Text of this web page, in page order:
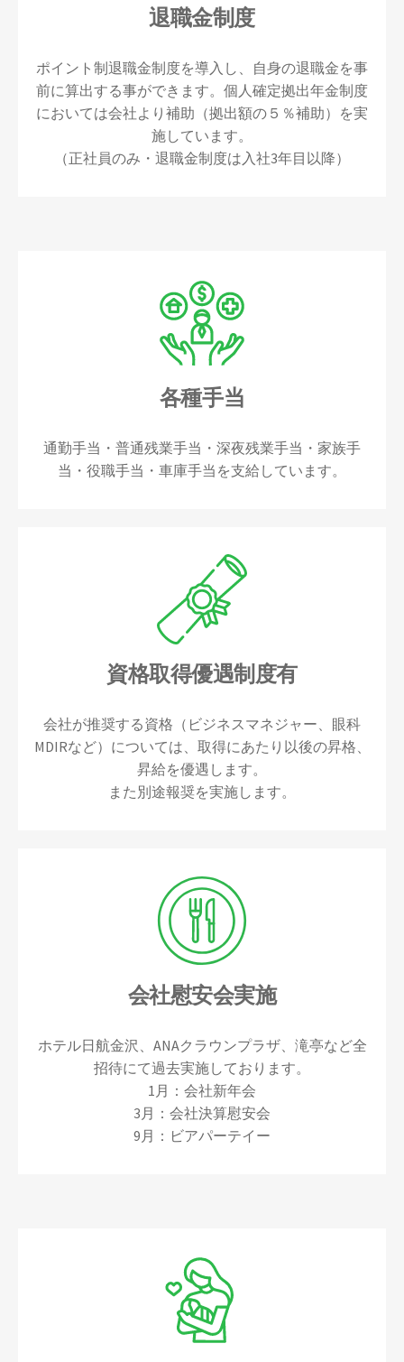
退職金制度
ポイント制退職金制度を導入し、自身の退職金を事
前に算出する事ができます。個人確定拠出年金制度
においては会社より補助（拠出額の５％補助）を実
施しています。
（正社員のみ・退職金制度は入社3年目以降）
各種手当
通勤手当・普通残業手当・深夜残業手当・家族手
当・役職手当・車庫手当を支給しています。
資格取得優遇制度有
会社が推奨する資格（ビジネスマネジャー、眼科
MDIRなど）については、取得にあたり以後の昇格、
昇給を優遇します。
また別途報奨を実施します。
会社慰安会実施
ホテル日航金沢、ANAクラウンプラザ、滝亭など全
招待にて過去実施しております。
1月：会社新年会
3月：会社決算慰安会
9月：ビアパーテイー